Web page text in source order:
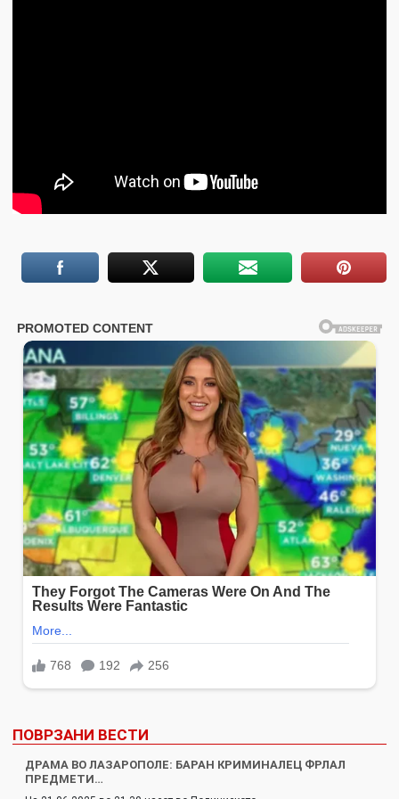
ПОВРЗАНИ ВЕСТИ
ДРАМА ВО ЛАЗАРОПОЛЕ: БАРАН КРИМИНАЛЕЦ ФРЛАЛ
ПРЕДМЕТИ…